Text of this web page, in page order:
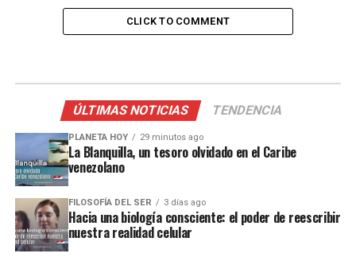
CLICK TO COMMENT
ÚLTIMAS NOTICIAS TENDENCIA
PLANETA HOY 29 minutos ago
La Blanquilla, un tesoro olvidado en el Caribe
venezolano
FILOSOFÍA DEL SER 3 días ago
Hacia una biología consciente: el poder de reescribir
nuestra realidad celular